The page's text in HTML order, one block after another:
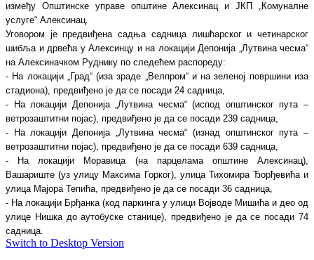
између Општинске управе општине Алексинац и ЈКП „Комуналне
услуге“ Алексинац.
Уговором је предвиђена садња садница лишћарског и четинарског
шибља и дрвећа у Алексинцу и на локацији Депонија „Лутвина чесма“
на Алексиначком Руднику по следећем распореду:
- На локацији „Град“ (иза зраде „Велпром“ и на зеленој површини иза
стадиона), предвиђено је да се посади 24 садница,
- На локацији Депонија „Лутвина чесма“ (испод општинског пута –
ветрозаштитни појас), предвиђено је да се посади 239 садница,
- На локацији Депонија „Лутвина чесма“ (изнад општинског пута –
ветрозаштитни појас), предвиђено је да се посади 639 садница,
- На локацији Моравица (на парцелама општине Алексинац),
Вашариште (уз улицу Максима Горког), улица Тихомира Ђорђевића и
улица Мајора Тепића, предвиђено је да се посади 36 садница,
- На локацији Брђанка (код паркинга у улици Војводе Мишића и део од
улице Нишка до аутобуске станице), предвиђено је да се посади 74
садница.
Switch to Desktop Version